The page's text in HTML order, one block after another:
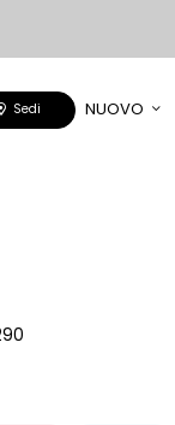
Sedi NUOVO